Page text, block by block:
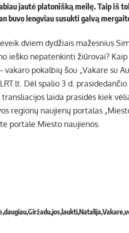
jautė platonišką meilę. Taip iš
buvo lengviau susukti galvą
dviem dydžiais mažesnius
ieško nepatenkinti žiūrovai?
vakaro pokalbių šou „Vakare su
Dėl spalio 3 d.
laida prasidės kiek
regionų naujienų portalas
portale Miesto naujienos.
daugiauGiržadujos lauktiNatalija Vakare